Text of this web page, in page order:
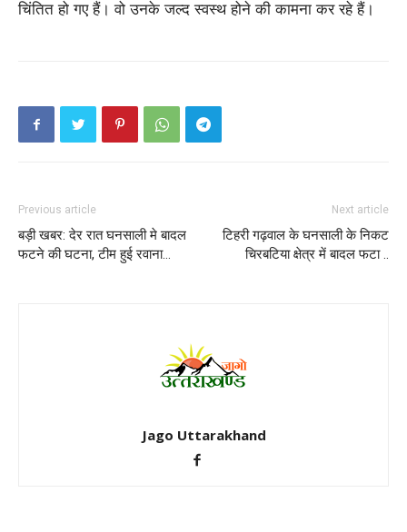
चिंतित हो गए हैं। वो उनके जल्द स्वस्थ होने की कामना कर रहे हैं।
Previous article
बड़ी खबर: देर रात घनसाली मे बादल
फटने की घटना, टीम हुई रवाना…
Next article
टिहरी गढ़वाल के घनसाली के निकट
चिरबटिया क्षेत्र में बादल फटा ..
Jago Uttarakhand